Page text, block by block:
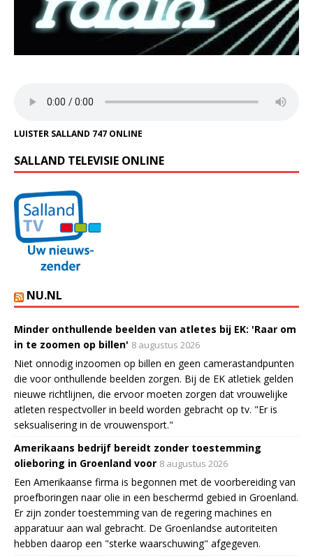
LUISTER SALLAND 747 ONLINE
SALLAND TELEVISIE ONLINE
NU.NL
Minder onthullende beelden van atletes bij EK: 'Raar om
in te zoomen op billen' 8 augustus 2026
Niet onnodig inzoomen op billen en geen camerastandpunten
die voor onthullende beelden zorgen. Bij de EK atletiek gelden
nieuwe richtlijnen, die ervoor moeten zorgen dat vrouwelijke
atleten respectvoller in beeld worden gebracht op tv. "Er is
seksualisering in de vrouwensport."
Amerikaans bedrijf bereidt zonder toestemming
olieboring in Groenland voor 8 augustus 2026
Een Amerikaanse firma is begonnen met de voorbereiding van
proefboringen naar olie in een beschermd gebied in Groenland.
Er zijn zonder toestemming van de regering machines en
apparatuur aan wal gebracht. De Groenlandse autoriteiten
hebben daarop een "sterke waarschuwing" afgegeven.